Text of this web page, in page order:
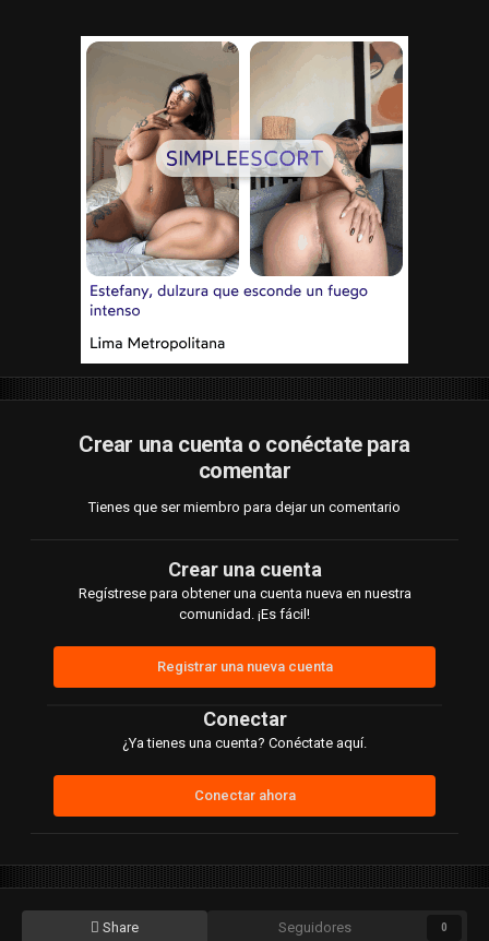
Crear una cuenta o conéctate para
comentar
Tienes que ser miembro para dejar un comentario
Crear una cuenta
Regístrese para obtener una cuenta nueva en nuestra
comunidad. ¡Es fácil!
Registrar una nueva cuenta
Conectar
¿Ya tienes una cuenta? Conéctate aquí.
Conectar ahora
Share Seguidores 0